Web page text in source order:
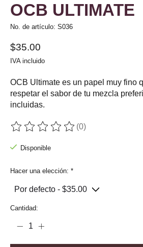
OCB ULTIMATE
No. de artículo: S036
$35.00
IVA incluido
OCB Ultimate es un papel muy fino
respetar el sabor de tu mezcla
incluidas.
The rating of this product is
(0)
Disponible
Hacer una elección: *
Cantidad: